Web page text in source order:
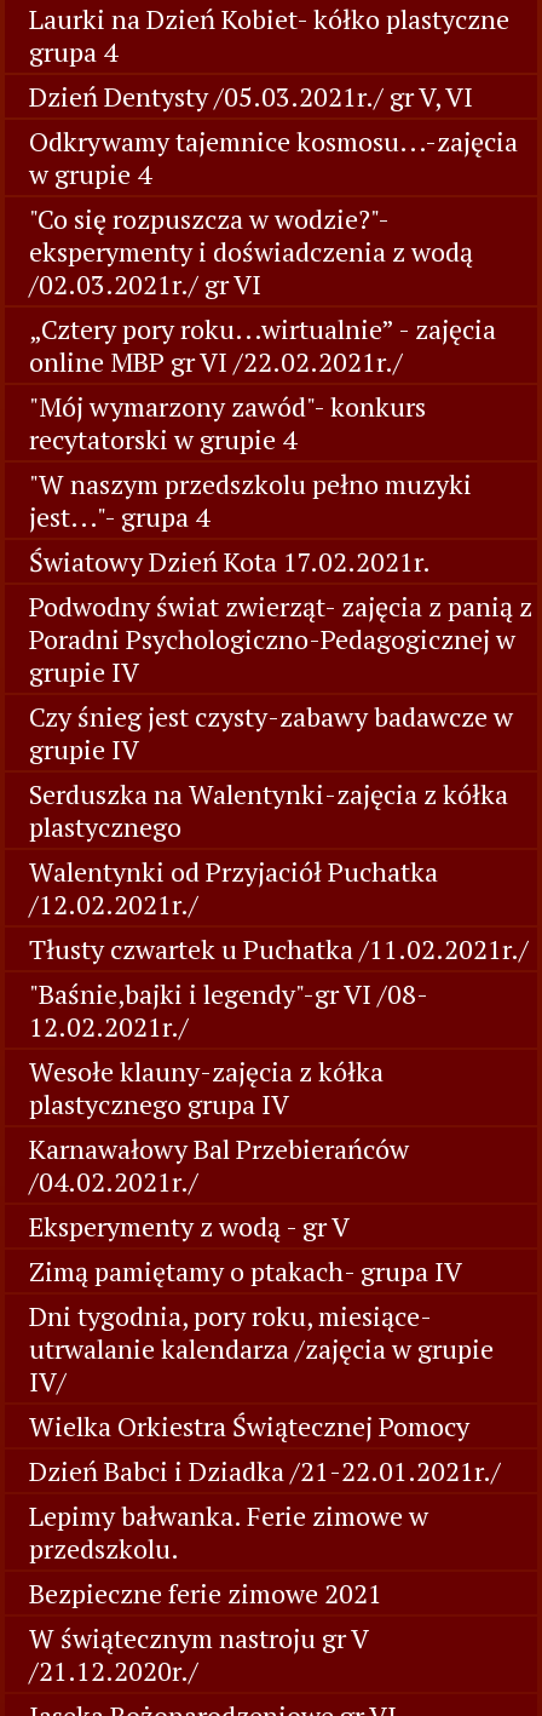
Laurki na Dzień Kobiet- kółko plastyczne
grupa 4
Dzień Dentysty /05.03.2021r./ gr V, VI
Odkrywamy tajemnice kosmosu...-zajęcia
w grupie 4
"Co się rozpuszcza w wodzie?"-
eksperymenty i doświadczenia z wodą
/02.03.2021r./ gr VI
„Cztery pory roku...wirtualnie” - zajęcia
online MBP gr VI /22.02.2021r./
"Mój wymarzony zawód"- konkurs
recytatorski w grupie 4
"W naszym przedszkolu pełno muzyki
jest..."- grupa 4
Światowy Dzień Kota 17.02.2021r.
Podwodny świat zwierząt- zajęcia z panią z
Poradni Psychologiczno-Pedagogicznej w
grupie IV
Czy śnieg jest czysty-zabawy badawcze w
grupie IV
Serduszka na Walentynki-zajęcia z kółka
plastycznego
Walentynki od Przyjaciół Puchatka
/12.02.2021r./
Tłusty czwartek u Puchatka /11.02.2021r./
"Baśnie,bajki i legendy"-gr VI /08-
12.02.2021r./
Wesołe klauny-zajęcia z kółka
plastycznego grupa IV
Karnawałowy Bal Przebierańców
/04.02.2021r./
Eksperymenty z wodą - gr V
Zimą pamiętamy o ptakach- grupa IV
Dni tygodnia, pory roku, miesiące-
utrwalanie kalendarza /zajęcia w grupie
IV/
Wielka Orkiestra Świątecznej Pomocy
Dzień Babci i Dziadka /21-22.01.2021r./
Lepimy bałwanka. Ferie zimowe w
przedszkolu.
Bezpieczne ferie zimowe 2021
W świątecznym nastroju gr V
/21.12.2020r./